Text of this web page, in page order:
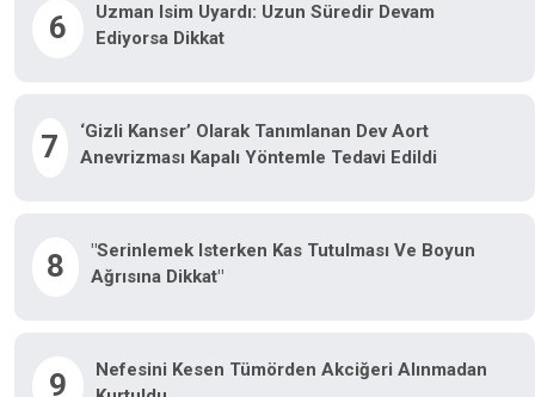
6
Uzman Isim Uyardı: Uzun Süredir Devam
Ediyorsa Dikkat
7
‘Gizli Kanser’ Olarak Tanımlanan Dev Aort
Anevrizması Kapalı Yöntemle Tedavi Edildi
8
"Serinlemek Isterken Kas Tutulması Ve Boyun
Ağrısına Dikkat"
9
Nefesini Kesen Tümörden Akciğeri Alınmadan